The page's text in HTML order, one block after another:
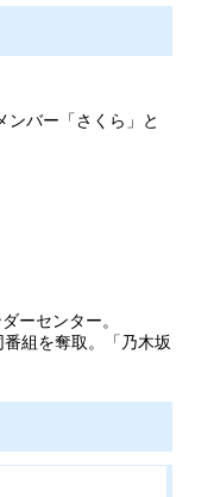
バー「さくら」と
ーセンター。
組を奪取。「乃木坂